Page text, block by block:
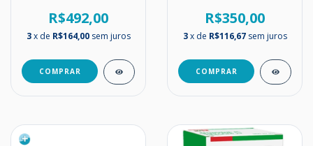
30mmHg
R$492,00
3 x de R$164,00 sem juros
COMPRAR
20-30mmHg
R$350,00
3 x de R$116,67 sem juros
COMPRAR